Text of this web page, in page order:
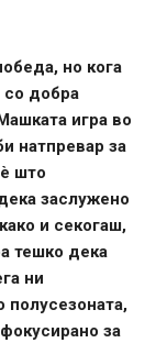
но кога
со добра
игра во
натпревар за
што
заслужено
и секогаш,
тешко дека
ни
полусезоната,
за